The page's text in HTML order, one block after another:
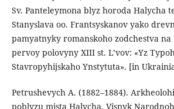
Sv. Panteleymona blyz horoda Halycha
Stanyslava oo. Frantsyskanov yako
pamyatnyky romanskoho zodchestva na
pervoy polovyny XIII st. L’vov: «Yz
Stavropyhijskaho Ynstytuta». [in
Petrushevych A. (1882–1884).
poblyzu mista Halycha. Visnyk